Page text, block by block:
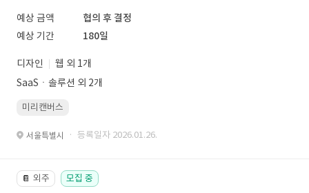
예상 금액
협의 후 결정
예상 기간
180일
디자인
웹 외 1개
SaaSㆍ솔루션 외 2개
미리캔버스
서울특별시 · 등록일자 2026.01.26.
📔 외주 모집 중